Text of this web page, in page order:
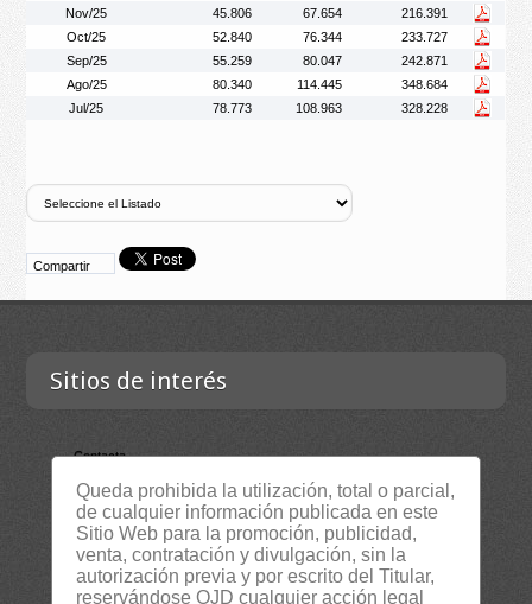
Nov/25
45.806 67.654
216.391
Oct/25
52.840 76.344
233.727
Sep/25
55.259 80.047
242.871
Ago/25
80.340 114.445
348.684
Jul/25
78.773 108.963 328.228
Compartir
Sitios de interés
Contacta
Empresa
Lista Certificados
RSS
Queda prohibida la utilización, total o parcial,
de cualquier información publicada en este
Sitio Web para la promoción, publicidad,
venta, contratación y divulgación, sin la
autorización previa y por escrito del Titular,
reservándose OJD cualquier acción legal